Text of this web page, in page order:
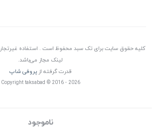
ناموجود
کلیه حقوق سایت برای تک سبد محفوظ است . استفاده
لینک مجاز می‌باشد.
قدرت گرفته ازپروفی شاپ
Copyright taksabad © 2016 - 2026